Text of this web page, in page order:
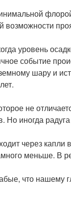
возможности
уровень
событие
шару и
не
Но иногда
через
меньше. В
что нашему